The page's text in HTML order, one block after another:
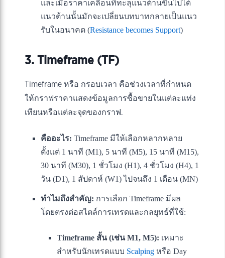
และเมื่อราคาเคลื่อนที่ทะลุแนวต้านขึ้นไปได้
แนวต้านนั้นมักจะเปลี่ยนบทบาทกลายเป็นแนว
รับในอนาคต (Resistance becomes Support)
3. Timeframe (TF)
Timeframe หรือ กรอบเวลา คือช่วงเวลาที่กำหนด
ให้กราฟราคาแสดงข้อมูลการซื้อขายในแต่ละแท่ง
เทียนหรือแต่ละจุดของกราฟ.
คืออะไร: Timeframe มีให้เลือกหลากหลาย
ตั้งแต่ 1 นาที (M1), 5 นาที (M5), 15 นาที (M15),
30 นาที (M30), 1 ชั่วโมง (H1), 4 ชั่วโมง (H4), 1
วัน (D1), 1 สัปดาห์ (W1) ไปจนถึง 1 เดือน (MN)
ทำไมถึงสำคัญ: การเลือก Timeframe มีผล
โดยตรงต่อสไตล์การเทรดและกลยุทธ์ที่ใช้:
Timeframe สั้น (เช่น M1, M5): เหมาะ
สำหรับนักเทรดแบบ Scalping หรือ Day